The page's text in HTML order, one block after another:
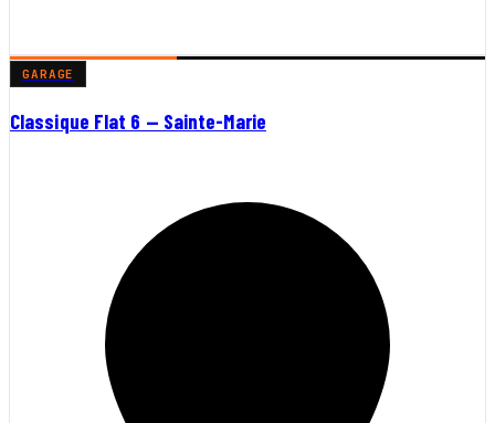
GARAGE
Classique Flat 6 — Sainte-Marie